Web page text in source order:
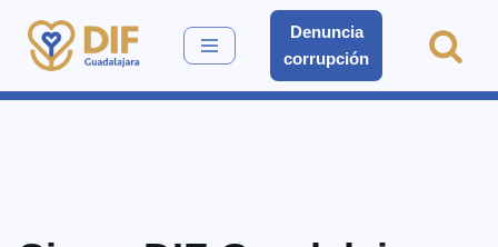
Saltar
Denuncia
corrupción